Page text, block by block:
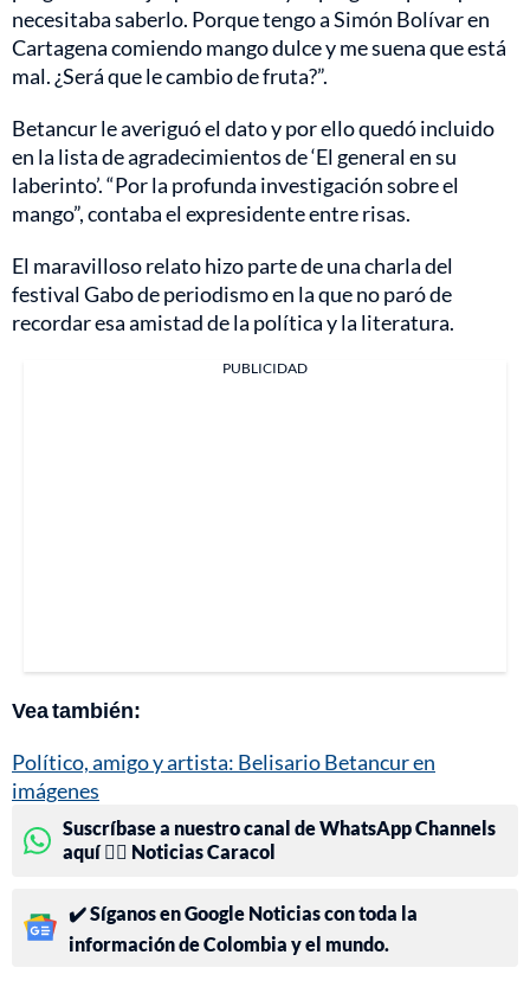
necesitaba saberlo. Porque tengo a Simón Bolívar en
Cartagena comiendo mango dulce y me suena que está
mal. ¿Será que le cambio de fruta?”.
Betancur le averiguó el dato y por ello quedó incluido
en la lista de agradecimientos de ‘El general en su
laberinto’. “Por la profunda investigación sobre el
mango”, contaba el expresidente entre risas.
El maravilloso relato hizo parte de una charla del
festival Gabo de periodismo en la que no paró de
recordar esa amistad de la política y la literatura.
PUBLICIDAD
Vea también:
Político, amigo y artista: Belisario Betancur en
imágenes
Suscríbase a nuestro canal de WhatsApp Channels
aquí 👉🏻 Noticias Caracol
✔️ Síganos en Google Noticias con toda la
información de Colombia y el mundo.